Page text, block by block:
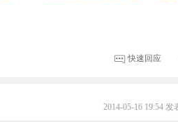
快速回应
2014-05-16 19:54 发